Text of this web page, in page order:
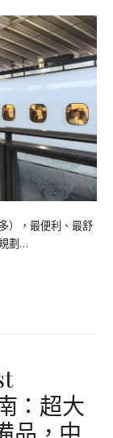
），最便利、最舒
劃…
：超大
品，中